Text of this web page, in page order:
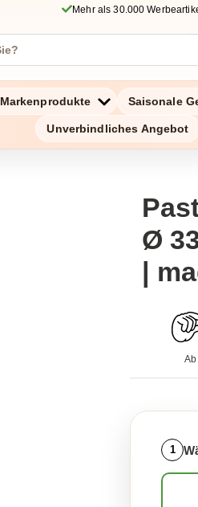
Mehr als 30.000
Markenprodukte Saisonale
Unverbindliches Angebot
Ø
|
Ab
1